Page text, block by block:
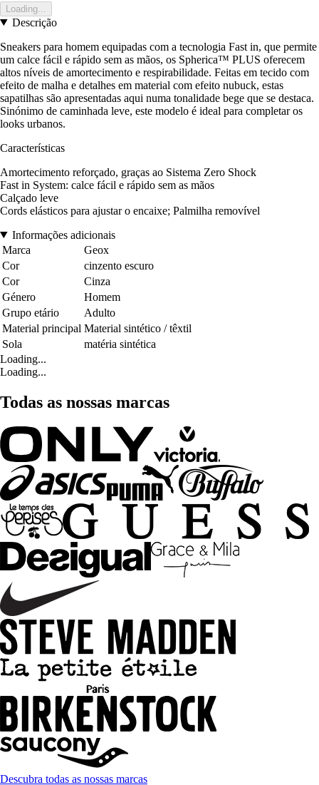
Loading...
Descrição
Sneakers para homem equipadas com a tecnologia Fast in, que permite
um calce fácil e rápido sem as mãos, os Spherica™ PLUS oferecem
altos níveis de amortecimento e respirabilidade. Feitas em tecido com
efeito de malha e detalhes em material com efeito nubuck, estas
sapatilhas são apresentadas aqui numa tonalidade bege que se destaca.
Sinónimo de caminhada leve, este modelo é ideal para completar os
looks urbanos.
Características
Amortecimento reforçado, graças ao Sistema Zero Shock
Fast in System: calce fácil e rápido sem as mãos
Calçado leve
Cords elásticos para ajustar o encaixe; Palmilha removível
Informações adicionais
Marca
Geox
Cor
cinzento escuro
Cor
Cinza
Género
Homem
Grupo etário
Adulto
Material principal Material sintético / têxtil
Sola
matéria sintética
Loading...
Loading...
Todas as nossas marcas
Descubra todas as nossas marcas